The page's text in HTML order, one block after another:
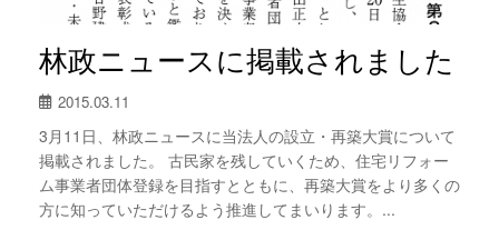
林政ニュースに掲載されました
2015.03.11
3月11日、林政ニュースに当法人の設立・再築大賞について
掲載されました。 古民家を残していくため、住宅リフォー
ム事業者団体登録を目指すとともに、再築大賞をより多くの
方に知っていただけるよう推進してまいります。...